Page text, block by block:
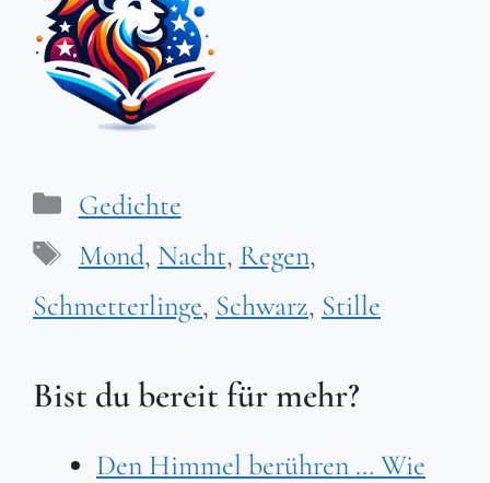
Kategorien
Gedichte
Schlagwörter
Mond, Nacht, Regen,
Schmetterlinge, Schwarz, Stille
Bist du bereit für mehr?
Den Himmel berühren … Wie